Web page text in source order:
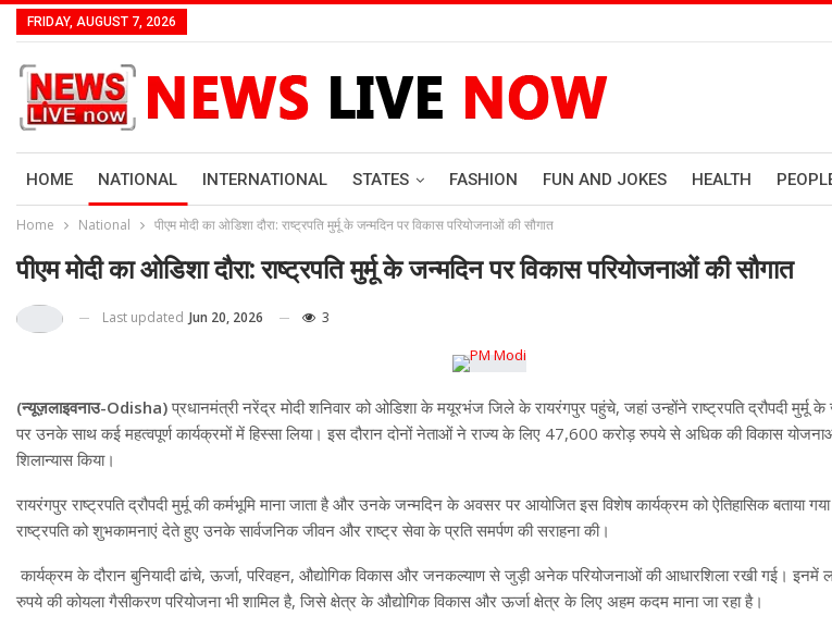
FRIDAY, AUGUST 7, 2026
HOME NATIONAL INTERNATIONAL STATES FASHION FUN AND JOKES HEALTH
Home National पीएम मोदी का ओडिशा दौरा: राष्ट्रपति मुर्मू के जन्मदिन पर विकास परियोजनाओं की सौगात
पीएम मोदी का ओडिशा दौरा: राष्ट्रपति मुर्मू के जन्मदिन पर विकास परियोजनाओं की सौगात
Last updated Jun 20, 2026 3
(न्यूज़लाइवनाउ-Odisha)प्रधानमंत्री नरेंद्र मोदी शनिवार को ओडिशा के मयूरभंज जिले के रायरंगपुर पहुंचे, जहां उन्होंने राष्ट्रपति द्रौपदी
पर उनके साथ कई महत्वपूर्ण कार्यक्रमों में हिस्सा लिया। इस दौरान दोनों नेताओं ने राज्य के लिए 47,600 करोड़ रुपये से अधिक की विकास
शिलान्यास किया।
रायरंगपुर राष्ट्रपति द्रौपदी मुर्मू की कर्मभूमि माना जाता है और उनके जन्मदिन के अवसर पर आयोजित इस विशेष कार्यक्रम को ऐतिहासिक बताया
राष्ट्रपति को शुभकामनाएं देते हुए उनके सार्वजनिक जीवन और राष्ट्र सेवा के प्रति समर्पण की सराहना की।
कार्यक्रम के दौरान बुनियादी ढांचे, ऊर्जा, परिवहन, औद्योगिक विकास और जनकल्याण से जुड़ी अनेक परियोजनाओं की आधारशिला रखी गई।
रुपये की कोयला गैसीकरण परियोजना भी शामिल है, जिसे क्षेत्र के औद्योगिक विकास और ऊर्जा क्षेत्र के लिए अहम कदम माना जा रहा है।